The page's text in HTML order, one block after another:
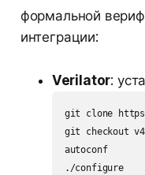
формальной
интеграции:
Verilator:
git clone
git checkout
autoconf
./configure